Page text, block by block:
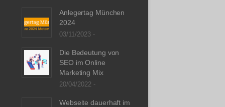
Anlegertag München
2024
03/11/2023 -
Die Bedeutung von
SEO im Online
Marketing Mix
20/04/2022 -
Webseite dauerhaft im